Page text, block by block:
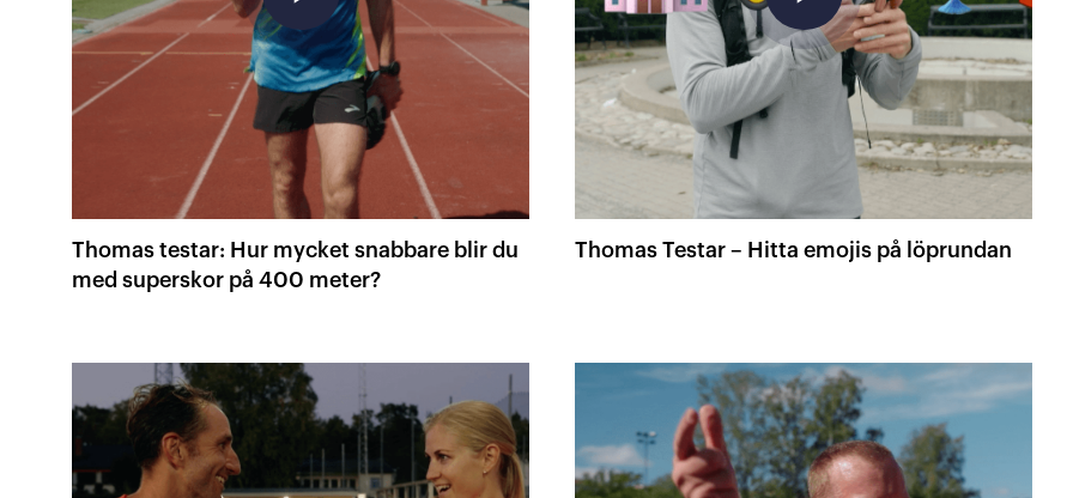
Thomas testar: Hur mycket snabbare blir du
med superskor på 400 meter?
Thomas Testar – Hitta emojis på löprundan